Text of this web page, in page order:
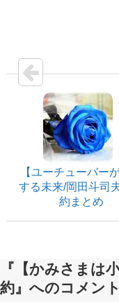
【ユーチューバー
する未来/岡田斗司
約まとめ
『【かみさまは
約』へのコメント